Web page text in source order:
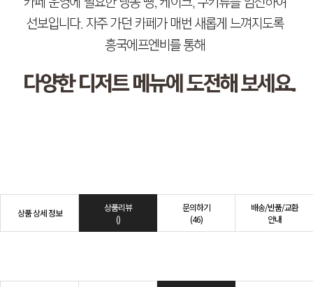
상품 상세 정보
상품리뷰
()
문의하기
(46)
배송/반품/교환
안내